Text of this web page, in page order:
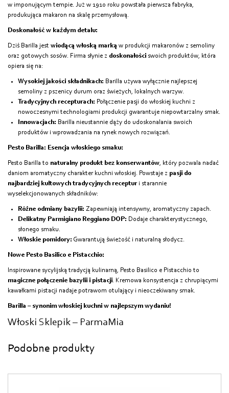
w imponującym tempie. Już w 1910 roku powstała pierwsza fabryka,
produkująca makaron na skalę przemysłową.
Doskonałość w każdym detalu:
Dziś Barilla jest wiodącą włoską marką w produkcji makaronów z semoliny
oraz gotowych sosów. Firma słynie z doskonałości swoich produktów, która
opiera się na:
Wysokiej jakości składnikach: Barilla używa wyłącznie najlepszej
semoliny z pszenicy durum oraz świeżych, lokalnych warzyw.
Tradycyjnych recepturach: Połączenie pasji do włoskiej kuchni z
nowoczesnymi technologiami produkcji gwarantuje niepowtarzalny smak.
Innowacjach: Barilla nieustannie dąży do udoskonalania swoich
produktów i wprowadzania na rynek nowych rozwiązań.
Pesto Barilla: Esencja włoskiego smaku:
Pesto Barilla to naturalny produkt bez konserwantów, który pozwala nadać
daniom aromatyczny charakter kuchni włoskiej. Powstaje z pasji do
najbardziej kultowych tradycyjnych recepturi starannie
wyselekcjonowanych składników:
Różne odmiany bazylii: Zapewniają intensywny, aromatyczny zapach.
Delikatny Parmigiano Reggiano DOP: Dodaje charakterystycznego,
słonego smaku.
Włoskie pomidory: Gwarantują świeżość i naturalną słodycz.
Nowe Pesto Basilico e Pistacchio:
Inspirowane sycylijską tradycją kulinarną, Pesto Basilico e Pistacchio to
magiczne połączenie bazylii i pistacji. Kremowa konsystencja z chrupiącymi
kawałkami pistacji nadaje potrawom otulający i nieoczekiwany smak.
Barilla – synonim włoskiej kuchni w najlepszym wydaniu!
Włoski Sklepik – ParmaMia
Podobne produkty